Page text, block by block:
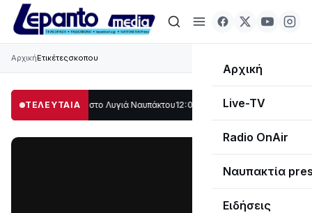
Αρχική
Live-TV
Radio OnAir
Ναυπακτία
Ειδήσεις
ΑρχικήΕτικέτεςσκοπου
ΤΕΛΕΥΤΑΙΑ
μέρος στο Λυγιά Ναυπάκτου12:08 Σε τροχιά υλοποίησης η Παράκαμψη